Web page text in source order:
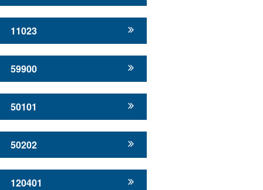
11023
59900
50101
50202
120401